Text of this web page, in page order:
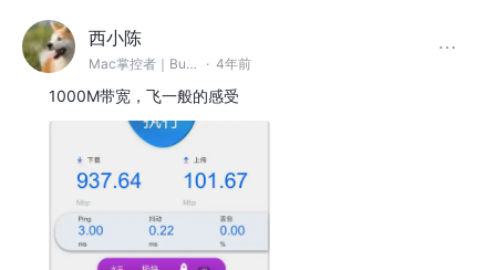
西小陈
Mac掌控者｜Bug缔造和毁灭者 @中通科技 · 4年前
1000M带宽，飞一般的感受